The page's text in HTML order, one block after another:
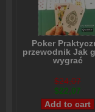
Poker
przewodnik Jak
wygrać
$24,07
$22,07